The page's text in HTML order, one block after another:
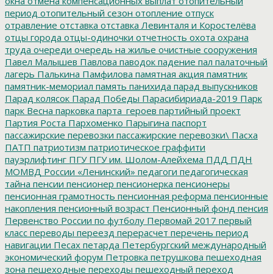
период отопительный сезон отопление отпуск
отравление отставка отставка Левинталя и Коростелёва
отцы города отцы-одиночки отчетность охота охрана
труда очереди очередь на жилье очистные сооружения
Павел Малышев Павлова паводок падение пал палаточный
лагерь Палькина Памфилова памятная акция памятник
памятник-мемориал память панихида парад выпускников
Парад колясок Парад Победы Парасибириада-2019 Парк
парк Весна парковка парта_героев партийный проект
Партия Роста Пархоменко Парыгина паспорт
пассажирские перевозки пассажирские перевозки\ Пасха
ПАТП патриотизм патриотическое граффити
пауэрлифтинг ПГУПГУ им. Шолом-Алейхема ПДД ПДН
МОМВД России «Ленинский» педагоги педагогическая
тайна пенсии пенсионер пенсионерка пенсионеры
пенсионная грамотность пенсионная реформа пенсионные
накопления пенсионный возраст Пенсионный фонд пенсия
Первенство России по футболу Первомай 2017 первый
класс переводы переезд перерасчет перечень период
навигации Песах петарда Петербургский международный
экономический форум Петровка петрушкова пешеходная
зона пешеходные переходы пешеходный переход